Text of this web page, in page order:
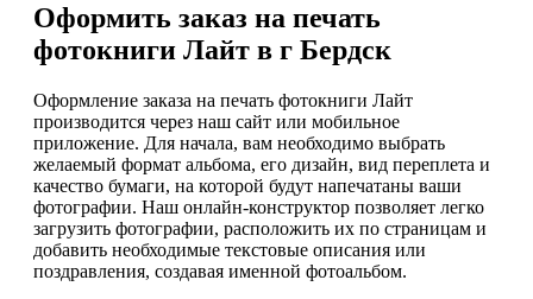
Оформить заказ на печать
фотокниги Лайт в г Бердск
Оформление заказа на печать фотокниги Лайт
производится через наш сайт или мобильное
приложение. Для начала, вам необходимо выбрать
желаемый формат альбома, его дизайн, вид переплета и
качество бумаги, на которой будут напечатаны ваши
фотографии. Наш онлайн-конструктор позволяет легко
загрузить фотографии, расположить их по страницам и
добавить необходимые текстовые описания или
поздравления, создавая именной фотоальбом.